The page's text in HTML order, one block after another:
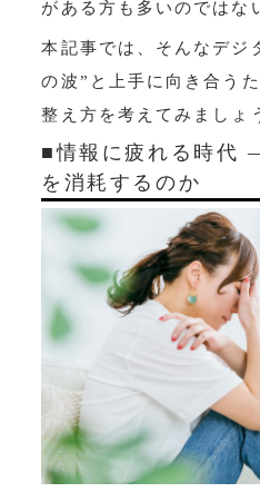
がある方も多いのではな
本記事では、そんなデジ
の波”と上手に向き合う
整え方を考えてみましょ
■情報に疲れる時代
を消耗するのか